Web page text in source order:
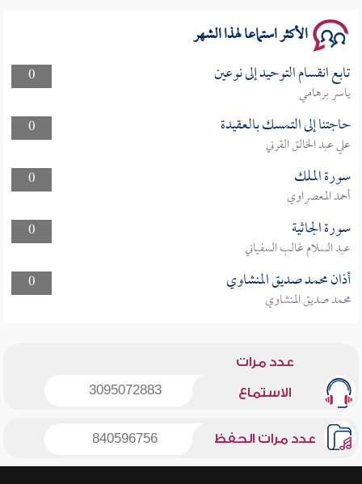
الأكثر استماعا لهذا الشهر
0 تابع انقسام التوحيد إلى نوعين
ياسر برهامي
0
حاجتنا إلى التمسك بالعقيدة
علي عبد الخالق القرني
0
سورة الملك
أحمد المعصراوي
0
سورة الجاثية
عبد السلام غالب السفياني
0
أذان محمد صديق المنشاوي
محمد صديق المنشاوي
عدد مرات
الاستماع 3095072883
عدد مرات الحفظ 840596756